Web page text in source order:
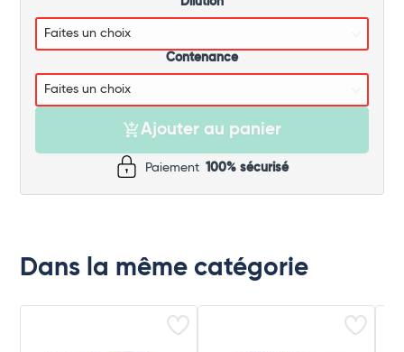
Contenance
Ajouter au panier
Paiement 100% sécurisé
Dans la même catégorie